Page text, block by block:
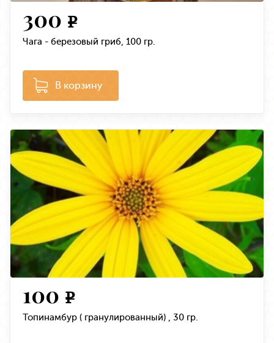
300 e
Чага - березовый гриб, 100 гр.
В корзину
100 e
Топинамбур ( гранулированный) , 30 гр.